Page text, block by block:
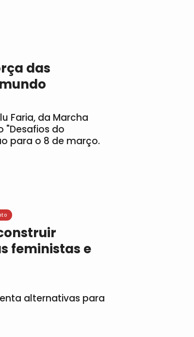
das
Faria, da Marcha
"Desafios do
para o 8 de março.
feministas e
alternativas para